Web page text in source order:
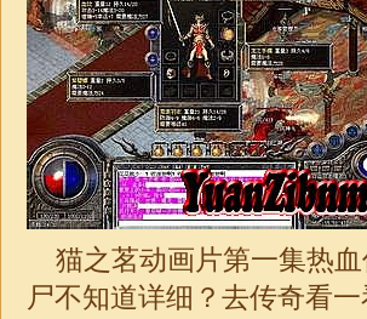
猫之茗动画片第一集热
尸不知道详细？去传奇看